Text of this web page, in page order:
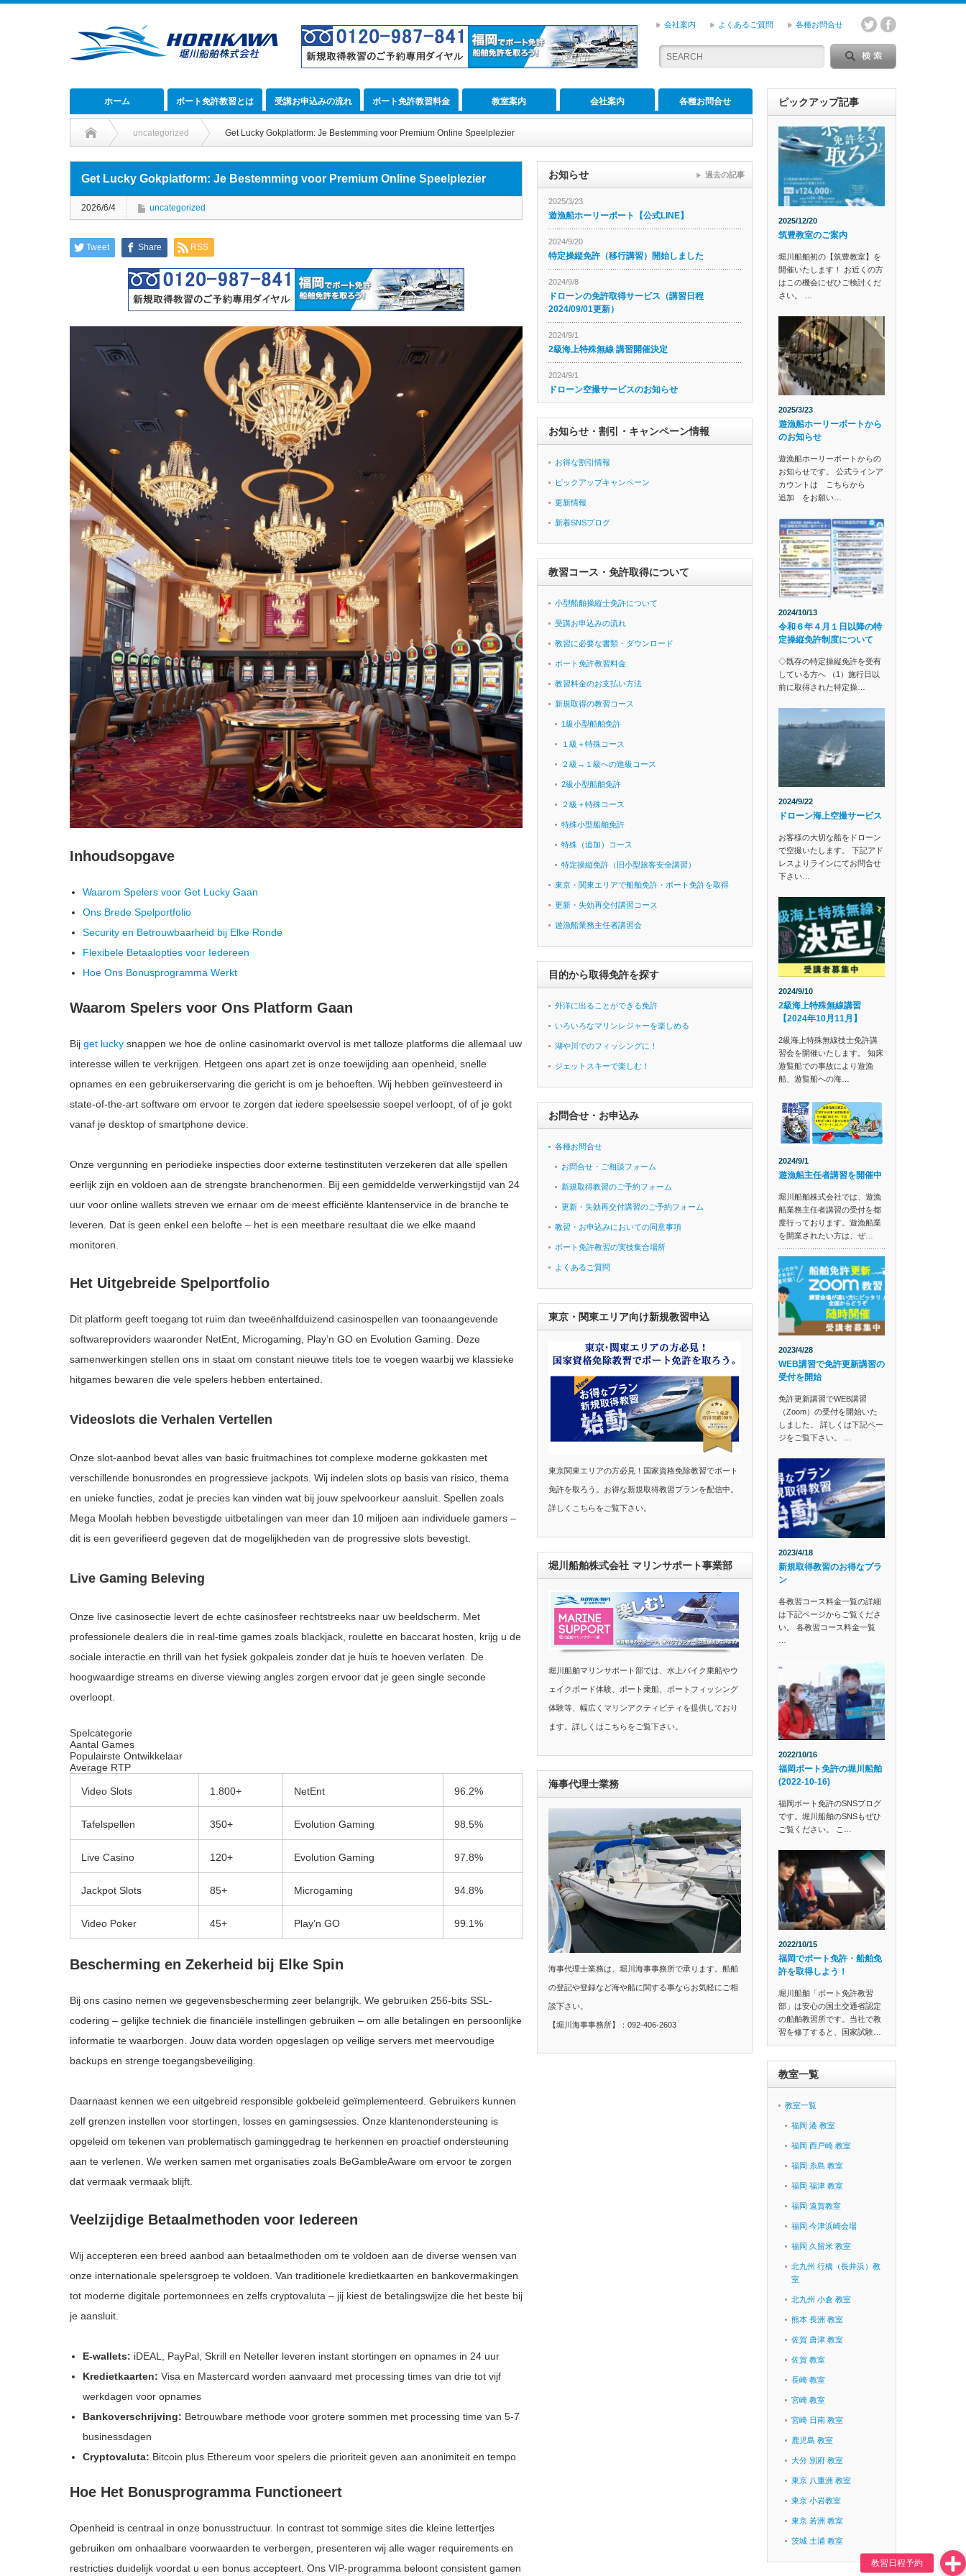
会社案内 よくあるご質問 各種お問合せ
ホーム ボート免許教習とは 受講お申込みの流れ ボート免許教習料金 教室案内 会社案内 各種お問合せ
uncategorized Get Lucky Gokplatform: Je Bestemming voor Premium Online Speelplezier
Get Lucky Gokplatform: Je Bestemming voor Premium Online Speelplezier
2026/6/4 uncategorized
Tweet Share RSS
Inhoudsopgave
Waarom Spelers voor Get Lucky Gaan
Ons Brede Spelportfolio
Security en Betrouwbaarheid bij Elke Ronde
Flexibele Betaalopties voor Iedereen
Hoe Ons Bonusprogramma Werkt
Waarom Spelers voor Ons Platform Gaan
Bij get lucky snappen we hoe de online casinomarkt overvol is met talloze platforms die allemaal uw
interesse willen te verkrijgen. Hetgeen ons apart zet is onze toewijding aan openheid, snelle
opnames en een gebruikerservaring die gericht is om je behoeften. Wij hebben geïnvesteerd in
state-of-the-art software om ervoor te zorgen dat iedere speelsessie soepel verloopt, of of je gokt
vanaf je desktop of smartphone device.
Onze vergunning en periodieke inspecties door externe testinstituten verzekeren dat alle spellen
eerlijk zijn en voldoen aan de strengste branchenormen. Bij een gemiddelde verwerkingstijd van 24
uur voor online wallets streven we ernaar om de meest efficiënte klantenservice in de branche te
leveren. Dat is geen enkel een belofte – het is een meetbare resultaat die we elke maand
monitoren.
Het Uitgebreide Spelportfolio
Dit platform geeft toegang tot ruim dan tweeënhalfduizend casinospellen van toonaangevende
softwareproviders waaronder NetEnt, Microgaming, Play’n GO en Evolution Gaming. Deze
samenwerkingen stellen ons in staat om constant nieuwe titels toe te voegen waarbij we klassieke
hitgames bewaren die vele spelers hebben entertained.
Videoslots die Verhalen Vertellen
Onze slot-aanbod bevat alles van basic fruitmachines tot complexe moderne gokkasten met
verschillende bonusrondes en progressieve jackpots. Wij indelen slots op basis van risico, thema
en unieke functies, zodat je precies kan vinden wat bij jouw spelvoorkeur aansluit. Spellen zoals
Mega Moolah hebben bevestigde uitbetalingen van meer dan 10 miljoen aan individuele gamers –
dit is een geverifieerd gegeven dat de mogelijkheden van de progressive slots bevestigt.
Live Gaming Beleving
Onze live casinosectie levert de echte casinosfeer rechtstreeks naar uw beeldscherm. Met
professionele dealers die in real-time games zoals blackjack, roulette en baccarat hosten, krijg u de
sociale interactie en thrill van het fysiek gokpaleis zonder dat je huis te hoeven verlaten. De
hoogwaardige streams en diverse viewing angles zorgen ervoor dat je geen single seconde
overloopt.
Spelcategorie
Aantal Games
Populairste Ontwikkelaar
Average RTP
Video Slots 1.800+ NetEnt 96.2%
Tafelspellen 350+ Evolution Gaming 98.5%
Live Casino 120+ Evolution Gaming 97.8%
Jackpot Slots 85+ Microgaming 94.8%
Video Poker 45+ Play’n GO 99.1%
Bescherming en Zekerheid bij Elke Spin
Bij ons casino nemen we gegevensbescherming zeer belangrijk. We gebruiken 256-bits SSL-
codering – gelijke techniek die financiële instellingen gebruiken – om alle betalingen en persoonlijke
informatie te waarborgen. Jouw data worden opgeslagen op veilige servers met meervoudige
backups en strenge toegangsbeveiliging.
Daarnaast kennen we een uitgebreid responsible gokbeleid geïmplementeerd. Gebruikers kunnen
zelf grenzen instellen voor stortingen, losses en gamingsessies. Onze klantenondersteuning is
opgeleid om tekenen van problematisch gaminggedrag te herkennen en proactief ondersteuning
aan te verlenen. We werken samen met organisaties zoals BeGambleAware om ervoor te zorgen
dat vermaak vermaak blijft.
Veelzijdige Betaalmethoden voor Iedereen
Wij accepteren een breed aanbod aan betaalmethoden om te voldoen aan de diverse wensen van
onze internationale spelersgroep te voldoen. Van traditionele kredietkaarten en bankovermakingen
tot moderne digitale portemonnees en zelfs cryptovaluta – jij kiest de betalingswijze die het beste bij
je aansluit.
E-wallets: iDEAL, PayPal, Skrill en Neteller leveren instant stortingen en opnames in 24 uur
Kredietkaarten: Visa en Mastercard worden aanvaard met processing times van drie tot vijf
werkdagen voor opnames
Bankoverschrijving: Betrouwbare methode voor grotere sommen met processing time van 5-7
businessdagen
Cryptovaluta: Bitcoin plus Ethereum voor spelers die prioriteit geven aan anonimiteit en tempo
Hoe Het Bonusprogramma Functioneert
Openheid is centraal in onze bonusstructuur. In contrast tot sommige sites die kleine lettertjes
gebruiken om onhaalbare voorwaarden te verbergen, presenteren wij alle wager requirements en
restricties duidelijk voordat u een bonus accepteert. Ons VIP-programma beloont consistent gamen
お知らせ
2025/3/23
遊漁船ホーリーボート【公式LINE】
2024/9/20
特定操縦免許（移行講習）開始しました
2024/9/8
ドローンの免許取得サービス（講習日程
2024/09/01更新）
2024/9/1
2級海上特殊無線 講習開催決定
2024/9/1
ドローン空撮サービスのお知らせ
過去の記事
お知らせ・割引・キャンペーン情報
お得な割引情報
ピックアップキャンペーン
更新情報
新着SNSブログ
教習コース・免許取得について
小型船舶操縦士免許について
受講お申込みの流れ
教習に必要な書類・ダウンロード
ボート免許教習料金
教習料金のお支払い方法
新規取得の教習コース
1級小型船舶免許
１級＋特殊コース
２級→１級への進級コース
2級小型船舶免許
２級＋特殊コース
特殊小型船舶免許
特殊（追加）コース
特定操縦免許（旧小型旅客安全講習）
東京・関東エリアで船舶免許・ボート免許を取得
更新・失効再交付講習コース
遊漁船業務主任者講習会
目的から取得免許を探す
外洋に出ることができる免許
いろいろなマリンレジャーを楽しめる
湖や川でのフィッシングに！
ジェットスキーで楽しむ！
お問合せ・お申込み
各種お問合せ
お問合せ・ご相談フォーム
新規取得教習のご予約フォーム
更新・失効再交付講習のご予約フォーム
教習・お申込みにおいての同意事項
ボート免許教習の実技集合場所
よくあるご質問
東京・関東エリア向け新規教習申込
東京関東エリアの方必見！国家資格免除教習でボート
免許を取ろう。お得な新規取得教習プランを配信中。
詳しくこちらをご覧下さい。
堀川船舶株式会社 マリンサポート事業部
堀川船舶マリンサポート部では、水上バイク乗船やウ
ェイクボード体験、ボート乗船、ボートフィッシング
体験等、幅広くマリンアクティビティを提供しており
ます。詳しくはこちらをご覧下さい。
海事代理士業務
海事代理士業務は、堀川海事事務所で承ります。船舶
の登記や登録など海や船に関する事ならお気軽にご相
談下さい。
【堀川海事事務所】：092-406-2603
ピックアップ記事
2025/12/20
筑豊教室のご案内
堀川船舶初の【筑豊教室】を
開催いたします！ お近くの方
はこの機会にぜひご検討くだ
さい。 …
2025/3/23
遊漁船ホーリーボートから
のお知らせ
遊漁船ホーリーボートからの
お知らせです。 公式ラインア
カウントは こちらから
追加 をお願い…
2024/10/13
令和６年４月１日以降の特
定操縦免許制度について
◇既存の特定操縦免許を受有
している方へ （1）施行日以
前に取得された特定操…
2024/9/22
ドローン海上空撮サービス
お客様の大切な船をドローン
で空撮いたします。 下記アド
レスよりラインにてお問合せ
下さい…
2024/9/10
2級海上特殊無線講習
【2024年10月11月】
2級海上特殊無線技士免許講
習会を開催いたします。 知床
遊覧船での事故により遊漁
船、遊覧船への海…
2024/9/1
遊漁船主任者講習を開催中
堀川船舶株式会社では、遊漁
船業務主任者講習の受付を都
度行っております。遊漁船業
を開業されたい方は、ぜ…
2023/4/28
WEB講習で免許更新講習の
受付を開始
免許更新講習でWEB講習
（Zoom）の受付を開始いた
しました。 詳しくは下記ペー
ジをご覧下さい。 …
2023/4/18
新規取得教習のお得なプラ
ン
各教習コース料金一覧の詳細
は下記ページからご覧くださ
い。 各教習コース料金一覧
2022/10/16
福岡ボート免許の堀川船舶
(2022-10-16)
福岡ボート免許のSNSブログ
です。堀川船舶のSNSもぜひ
ご覧ください。 こ…
2022/10/15
福岡でボート免許・船舶免
許を取得しよう！
堀川船舶「ボート免許教習
部」は安心の国土交通省認定
の船舶教習所です。当社で教
習を修了すると、国家試験…
教室一覧
教室一覧
福岡 港 教室
福岡 西戸崎 教室
福岡 糸島 教室
福岡 福津 教室
福岡 遠賀教室
福岡 今津浜崎会場
福岡 久留米 教室
北九州 行橋（長井浜）教
室
北九州 小倉 教室
熊本 長洲 教室
佐賀 唐津 教室
佐賀 教室
長崎 教室
宮崎 教室
宮崎 日南 教室
鹿児島 教室
大分 別府 教室
東京 八重洲 教室
東京 小岩教室
東京 若洲 教室
茨城 土浦 教室